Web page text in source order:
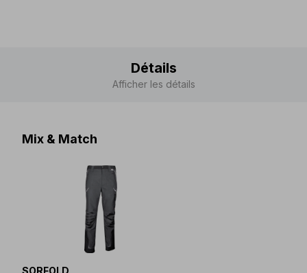
Détails
Afficher les détails
Mix & Match
SORFOLD